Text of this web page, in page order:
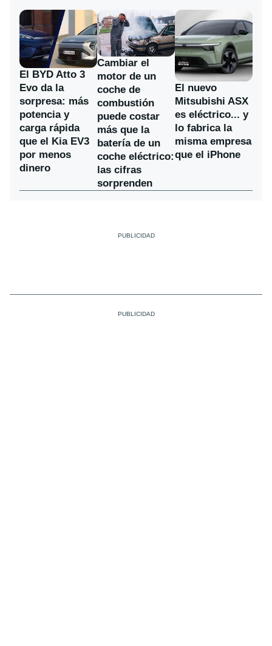
El BYD Atto 3
Evo da la
sorpresa: más
potencia y
carga rápida
que el Kia EV3
por menos
dinero
Cambiar el
motor de un
coche de
combustión
puede costar
más que la
batería de un
coche eléctrico:
las cifras
sorprenden
El nuevo
Mitsubishi ASX
es eléctrico... y
lo fabrica la
misma empresa
que el iPhone